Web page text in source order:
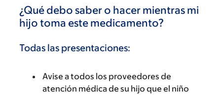
¿Qué debo saber o hacer mientras mi
hijo toma este medicamento?
Todas las presentaciones:
Avise a todos los proveedores de
atención médica de su hijo que el niño